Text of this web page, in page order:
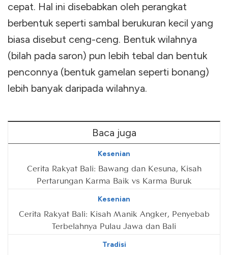
cepat. Hal ini disebabkan oleh perangkat
berbentuk seperti sambal berukuran kecil yang
biasa disebut ceng-ceng. Bentuk wilahnya
(bilah pada saron) pun lebih tebal dan bentuk
penconnya (bentuk gamelan seperti bonang)
lebih banyak daripada wilahnya.
Baca juga
Kesenian
Cerita Rakyat Bali: Bawang dan Kesuna, Kisah
Pertarungan Karma Baik vs Karma Buruk
Kesenian
Cerita Rakyat Bali: Kisah Manik Angker, Penyebab
Terbelahnya Pulau Jawa dan Bali
Tradisi